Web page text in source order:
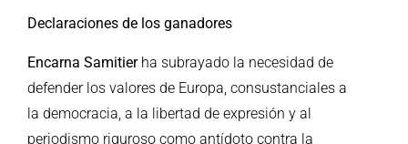
Declaraciones de los ganadores
Encarna Samitier ha subrayado la necesidad de
defender los valores de Europa, consustanciales a
la democracia, a la libertad de expresión y al
periodismo riguroso como antídoto contra la